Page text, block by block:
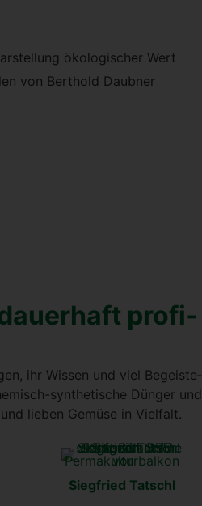
öko­lo­gi­scher Wert
von Bert­hold Daub­ner
dau­er­haft pro­fi­
ihr Wis­sen und viel Begeis­te­
syn­the­ti­sche Dün­ger und
lie­ben Gemü­se in Viel­falt.
Sieg­fried Tat­schl